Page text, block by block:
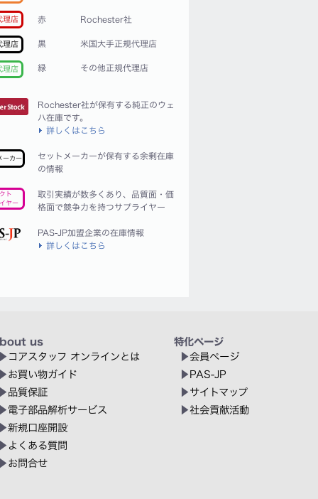
理店
理店
理店
赤 Rochester社
黒 米国大手正規代理店
緑 その他正規代理店
Rochester社が保有する純正のウェ
ハ在庫です。
詳しくはこちら
ーカー
セットメーカーが保有する余剰在庫
の情報
ト
ヤー
取引実績が数多くあり、品質面・価
格面で競争力を持つサプライヤー
PAS-JP加盟企業の在庫情報
詳しくはこちら
us
コアスタッフ オンラインとは
お買い物ガイド
品質保証
電子部品解析サービス
新規口座開設
よくある質問
お問合せ
特化ページ
会員ページ
PAS-JP
サイトマップ
社会貢献活動